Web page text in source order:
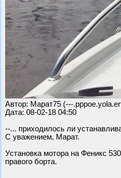
Автор: Марат75 (---
Дата: 08-02-18 04:50
--... приходилось ли
С уважением, Марат.
Установка мотора на Феникс
правого борта.